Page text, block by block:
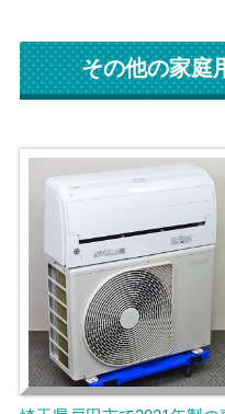
その他の家庭